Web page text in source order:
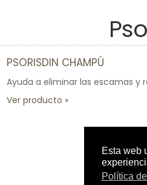
PSORISDIN CHAMPÚ
Ayuda a eliminar las escamas y
Ver producto